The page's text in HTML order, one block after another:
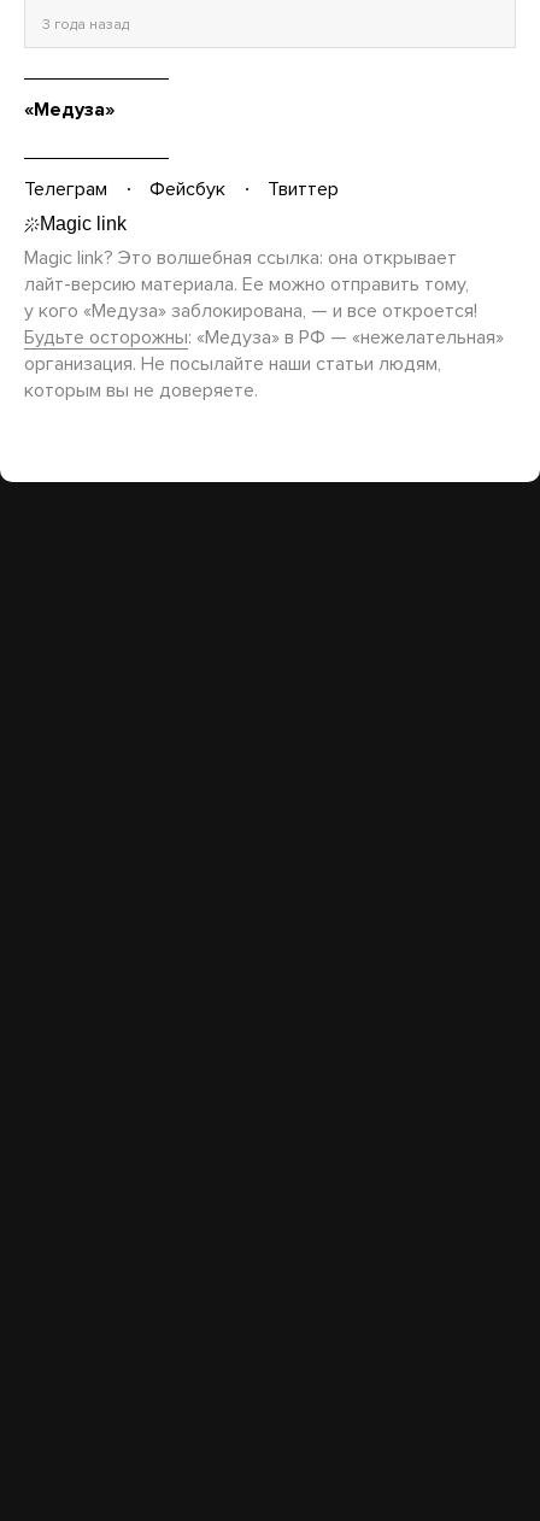
3 года назад
«Медуза»
Телеграм Фейсбук Твиттер
Magic link? Это волшебная ссылка: она открывает
лайт-версию материала. Ее можно отправить тому,
у кого «Медуза» заблокирована, — и все откроется!
Будьте осторожны: «Медуза» в РФ — «нежелательная»
организация. Не посылайте наши статьи людям,
которым вы не доверяете.